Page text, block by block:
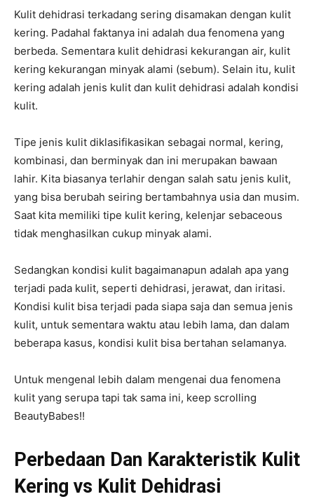
Kulit dehidrasi terkadang sering disamakan dengan kulit
kering. Padahal faktanya ini adalah dua fenomena yang
berbeda. Sementara kulit dehidrasi kekurangan air, kulit
kering kekurangan minyak alami (sebum). Selain itu, kulit
kering adalah jenis kulit dan kulit dehidrasi adalah kondisi
kulit.
Tipe jenis kulit diklasifikasikan sebagai normal, kering,
kombinasi, dan berminyak dan ini merupakan bawaan
lahir. Kita biasanya terlahir dengan salah satu jenis kulit,
yang bisa berubah seiring bertambahnya usia dan musim.
Saat kita memiliki tipe kulit kering, kelenjar sebaceous
tidak menghasilkan cukup minyak alami.
Sedangkan kondisi kulit bagaimanapun adalah apa yang
terjadi pada kulit, seperti dehidrasi, jerawat, dan iritasi.
Kondisi kulit bisa terjadi pada siapa saja dan semua jenis
kulit, untuk sementara waktu atau lebih lama, dan dalam
beberapa kasus, kondisi kulit bisa bertahan selamanya.
Untuk mengenal lebih dalam mengenai dua fenomena
kulit yang serupa tapi tak sama ini, keep scrolling
BeautyBabes!!
Perbedaan Dan Karakteristik Kulit
Kering vs Kulit Dehidrasi